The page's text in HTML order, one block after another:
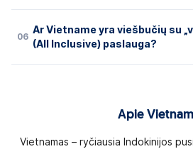
06
Ar Vietname yra viešbučių su
(All Inclusive) paslauga?
Apie
Vietnamas – ryčiausia Indokinijos